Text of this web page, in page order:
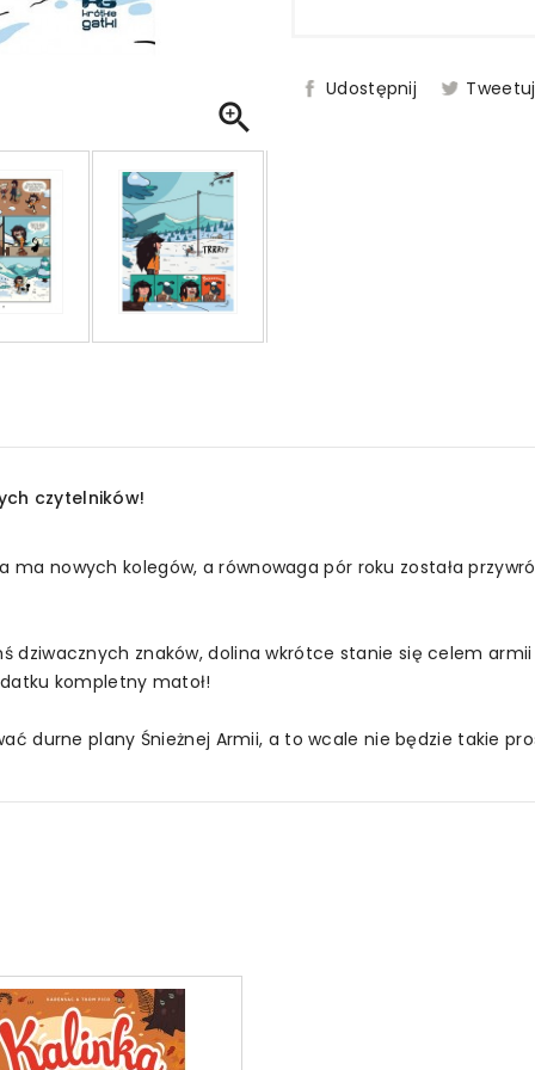

Udostępnij Tweetuj
czytelników!
ma nowych kolegów, a równowaga pór roku została
dziwacznych znaków, dolina wkrótce stanie się celem
kompletny matoł!
durne plany Śnieżnej Armii, a to wcale nie będzie takie